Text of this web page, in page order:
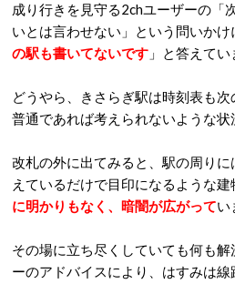
成り行きを見守る2chユーザーの「
いとは言わせない」という問いかけ
の駅も書いてないです 」と答えてい
どうやら、きさらぎ駅は時刻表も次
普通であれば考えられないような状
改札の外に出てみると、駅の周り
えているだけで目印になるような建
に明かりもなく、暗闇が広がってい
その場に立ち尽くしていても何も
ーのアドバイスにより、はすみは